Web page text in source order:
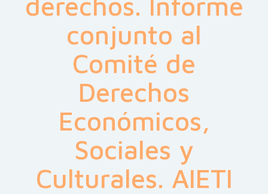
conjunto al
Comité de
Derechos
Económicos,
Sociales y
Culturales. AIETI